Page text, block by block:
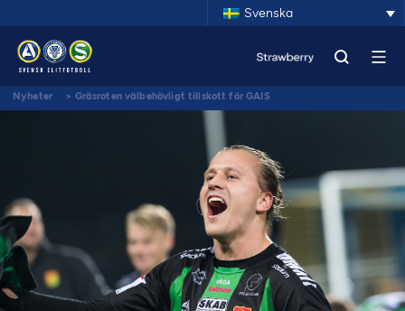
Svenska
Nyheter > Gräsroten välbehövligt tillskott för GAIS